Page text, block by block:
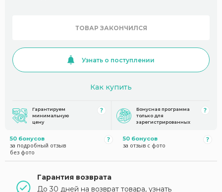
ТОВАР ЗАКОНЧИЛСЯ
Узнать о поступлении
Как купить
Гарантируем
минимальную
цену
Бонусная программа
только для
зарегистрированных
50 бонусов
за подробный отзыв
без фото
50 бонусов
за отзыв с фото
Гарантия возврата
До 30 дней на возврат товара, узнать